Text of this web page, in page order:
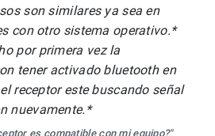
son similares ya sea en
con otro sistema operativo.*
por primera vez la
tener activado bluetooth en
receptor este buscando señal
nuevamente.*
es compatible con mi equipo?"